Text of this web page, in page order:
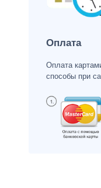
Оплата
Оплата
способы при